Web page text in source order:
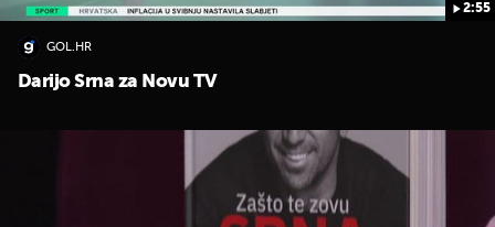
2:55
GOL.HR
Darijo Srna za Novu TV